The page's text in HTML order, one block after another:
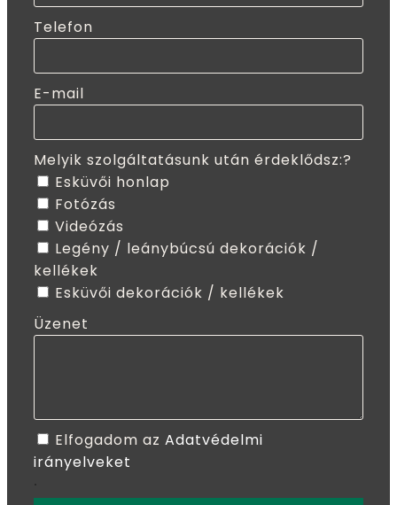
Telefon
E-mail
Melyik szolgáltatásunk után érdeklődsz:?
Esküvői honlap
Fotózás
Videózás
Legény / leánybúcsú dekorációk /
kellékek
Esküvői dekorációk / kellékek
Üzenet
Elfogadom az Adatvédelmi
irányelveket